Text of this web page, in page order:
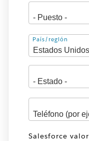
Dirección
País/región
Salesforce